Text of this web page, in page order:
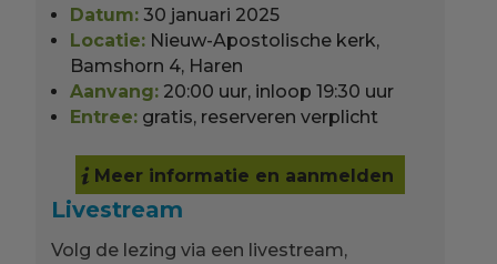
Datum: 30 januari 2025
Locatie: Nieuw-Apostolische kerk,
Bamshorn 4, Haren
Aanvang: 20:00 uur, inloop 19:30 uur
Entree: gratis, reserveren verplicht
Meer informatie en aanmelden
Livestream
Volg de lezing via een livestream,